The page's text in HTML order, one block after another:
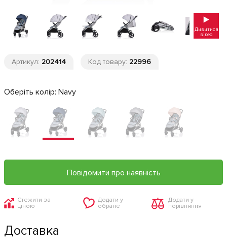
Дивитися
відео
Артикул: 202414 Код товару: 22996
Оберіть колір: Navy
Повідомити про наявність
Стежити за
ціною
Додати у
обране
Додати у
порівняння
Доставка